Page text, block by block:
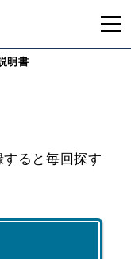
明書
ると毎回探す